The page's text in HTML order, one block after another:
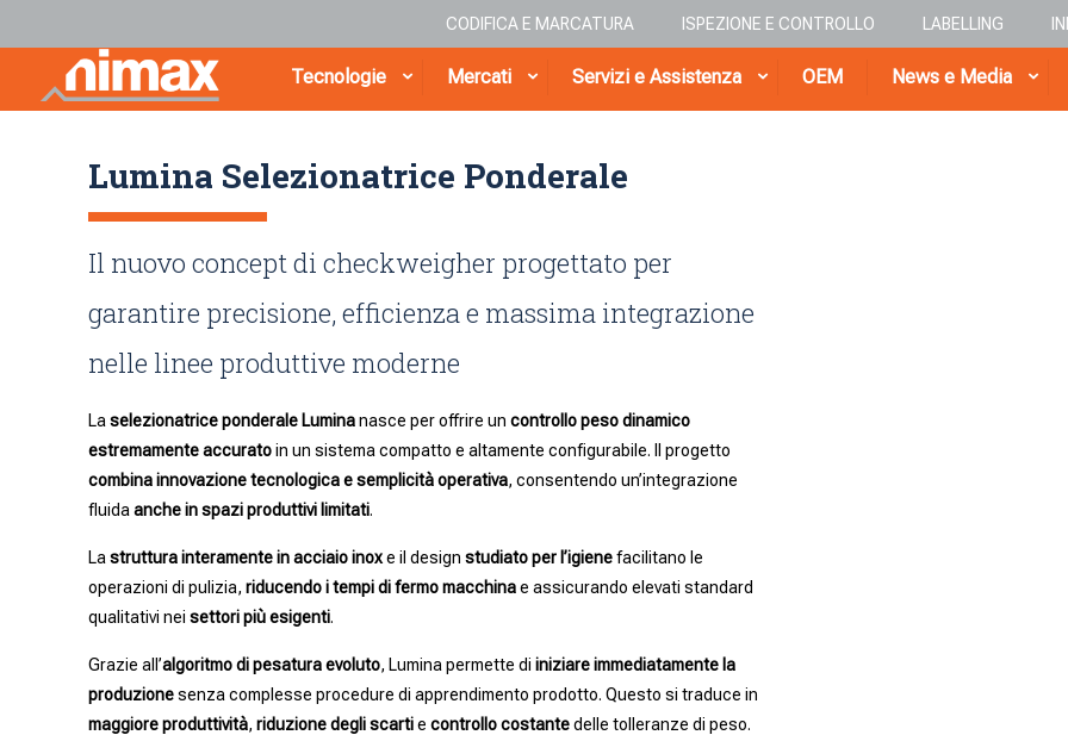
CODIFICA E MARCATURA ISPEZIONE E CONTROLLO LABELLING
Tecnologie Mercati Servizi e Assistenza OEM News e Media
Lumina Selezionatrice Ponderale
Il nuovo concept di checkweigher progettato per
garantire precisione, efficienza e massima integrazione
nelle linee produttive moderne
Laselezionatrice ponderale Luminanasce per offrire un controllo peso dinamico
estremamente accuratoin un sistema compatto e altamente configurabile. Il progetto
combina innovazione tecnologica e semplicità operativa, consentendo un’integrazione
fluidaanche in spazi produttivi limitati.
La struttura interamente in acciaio inoxe il designstudiato per l’igienefacilitano le
operazioni di pulizia,riducendo i tempi di fermo macchinae assicurando elevati standard
qualitativi neisettori più esigenti.
Grazie all’algoritmo di pesatura evoluto, Lumina permette diiniziare immediatamente la
produzionesenza complesse procedure di apprendimento prodotto. Questo si traduce in
maggiore produttività, riduzione degli scartiecontrollo costantedelle tolleranze di peso.